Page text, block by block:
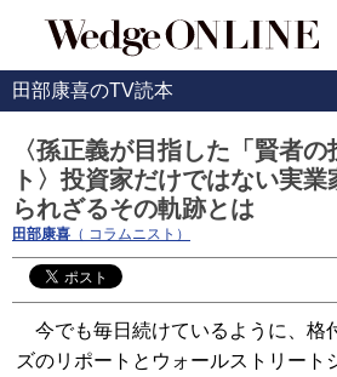
田部康喜のTV読本
〈孫正義が目指した「賢者
ト〉投資家だけではない実
られざるその軌跡とは
田部康喜 （ コラムニスト）
今でも毎日続けているように、格
ズのリポートとウォールストリート